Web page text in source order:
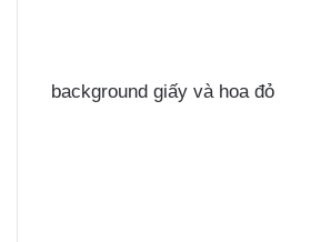
background giấy và hoa đỏ